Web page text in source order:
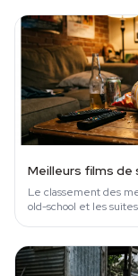
Meilleurs films
Le classement des
old-school et les